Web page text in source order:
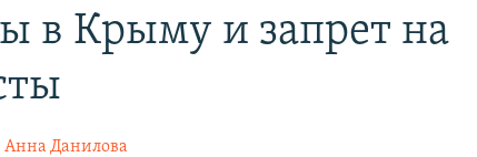
в Крыму и запрет на
Анна Данилова